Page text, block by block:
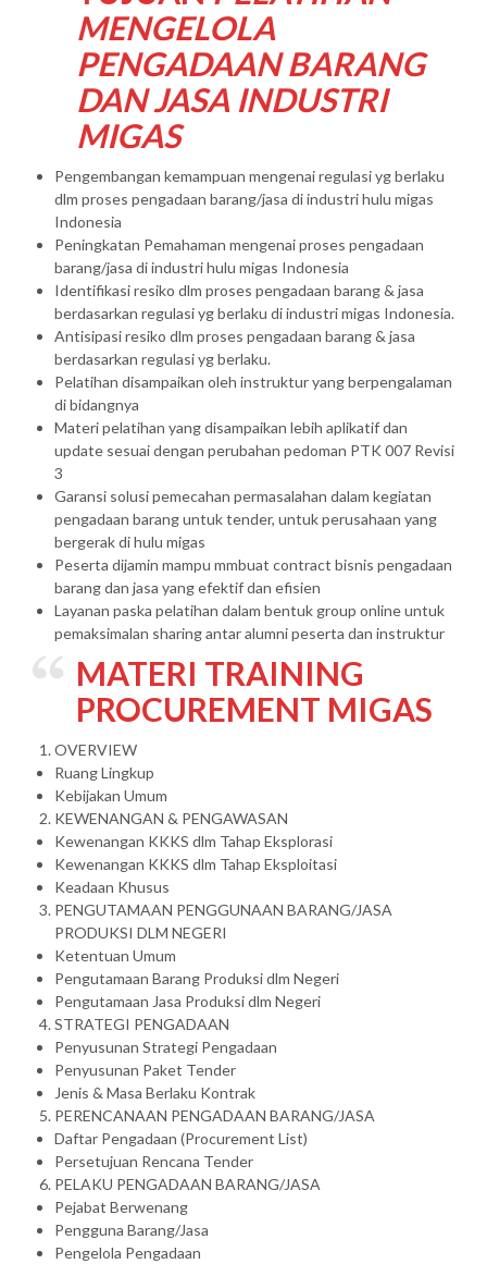
MENGELOLA
PENGADAAN BARANG
DAN JASA INDUSTRI
MIGAS
Pengembangan kemampuan mengenai regulasi yg berlaku
dlm proses pengadaan barang/jasa di industri hulu migas
Indonesia
Peningkatan Pemahaman mengenai proses pengadaan
barang/jasa di industri hulu migas Indonesia
Identifikasi resiko dlm proses pengadaan barang & jasa
berdasarkan regulasi yg berlaku di industri migas Indonesia.
Antisipasi resiko dlm proses pengadaan barang & jasa
berdasarkan regulasi yg berlaku.
Pelatihan disampaikan oleh instruktur yang berpengalaman
di bidangnya
Materi pelatihan yang disampaikan lebih aplikatif dan
update sesuai dengan perubahan pedoman PTK 007 Revisi
3
Garansi solusi pemecahan permasalahan dalam kegiatan
pengadaan barang untuk tender, untuk perusahaan yang
bergerak di hulu migas
Peserta dijamin mampu mmbuat contract bisnis pengadaan
barang dan jasa yang efektif dan efisien
Layanan paska pelatihan dalam bentuk group online untuk
pemaksimalan sharing antar alumni peserta dan instruktur
MATERI TRAINING
PROCUREMENT MIGAS
OVERVIEW
Ruang Lingkup
Kebijakan Umum
KEWENANGAN & PENGAWASAN
Kewenangan KKKS dlm Tahap Eksplorasi
Kewenangan KKKS dlm Tahap Eksploitasi
Keadaan Khusus
PENGUTAMAAN PENGGUNAAN BARANG/JASA
PRODUKSI DLM NEGERI
Ketentuan Umum
Pengutamaan Barang Produksi dlm Negeri
Pengutamaan Jasa Produksi dlm Negeri
STRATEGI PENGADAAN
Penyusunan Strategi Pengadaan
Penyusunan Paket Tender
Jenis & Masa Berlaku Kontrak
PERENCANAAN PENGADAAN BARANG/JASA
Daftar Pengadaan (Procurement List)
Persetujuan Rencana Tender
PELAKU PENGADAAN BARANG/JASA
Pejabat Berwenang
Pengguna Barang/Jasa
Pengelola Pengadaan